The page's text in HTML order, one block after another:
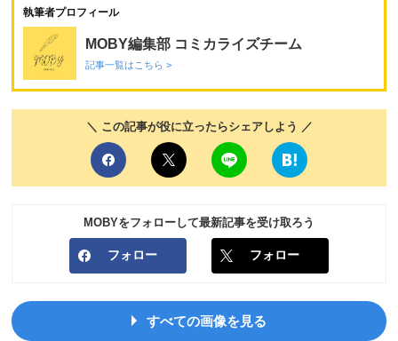
執筆者プロフィール
MOBY編集部 コミカライズチーム
記事一覧はこちら >
＼ この記事が役に立ったらシェアしよう ／
MOBYをフォローして最新記事を受け取ろう
フォロー フォロー
すべての画像を見る